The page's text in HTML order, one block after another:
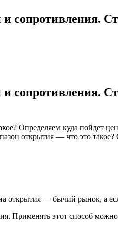
сопротивления.
сопротивления.
Определяем куда пойдет
открытия — что это такое?
открытия — бычий рынок, а
Применять этот способ